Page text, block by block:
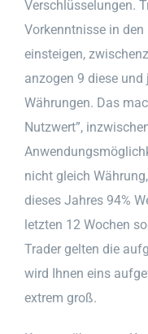
Verschlüsselungen.
Vorkenntnisse in
einsteigen,
anzogen 9 diese
Währungen. Das
Nutzwert”,
nicht gleich
dieses Jahres 94%
letzten 12 Wochen
Trader gelten die
wird Ihnen eins
extrem groß.